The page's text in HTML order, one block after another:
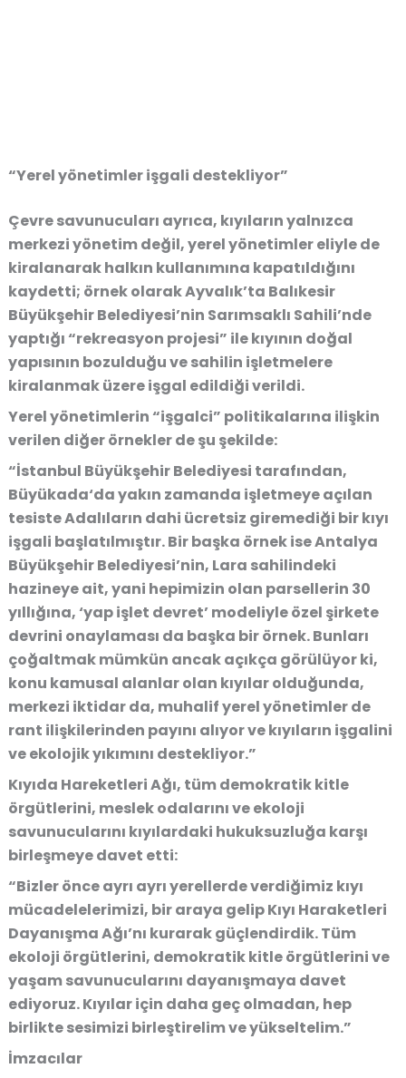
“Yerel yönetimler işgali destekliyor”
Çevre savunucuları ayrıca, kıyıların yalnızca
merkezi yönetim değil, yerel yönetimler eliyle de
kiralanarak halkın kullanımına kapatıldığını
kaydetti; örnek olarak Ayvalık’ta Balıkesir
Büyükşehir Belediyesi’nin Sarımsaklı Sahili’nde
yaptığı “rekreasyon projesi” ile kıyının doğal
yapısının bozulduğu ve sahilin işletmelere
kiralanmak üzere işgal edildiği verildi.
Yerel yönetimlerin “işgalci” politikalarına ilişkin
verilen diğer örnekler de şu şekilde:
“İstanbul Büyükşehir Belediyesi tarafından,
Büyükada‘da yakın zamanda işletmeye açılan
tesiste Adalıların dahi ücretsiz giremediği bir kıyı
işgali başlatılmıştır. Bir başka örnek ise Antalya
Büyükşehir Belediyesi’nin, Lara sahilindeki
hazineye ait, yani hepimizin olan parsellerin 30
yıllığına, ‘yap işlet devret’ modeliyle özel şirkete
devrini onaylaması da başka bir örnek. Bunları
çoğaltmak mümkün ancak açıkça görülüyor ki,
konu kamusal alanlar olan kıyılar olduğunda,
merkezi iktidar da, muhalif yerel yönetimler de
rant ilişkilerinden payını alıyor ve kıyıların işgalini
ve ekolojik yıkımını destekliyor.”
Kıyıda Hareketleri Ağı, tüm demokratik kitle
örgütlerini, meslek odalarını ve ekoloji
savunucularını kıyılardaki hukuksuzluğa karşı
birleşmeye davet etti:
“Bizler önce ayrı ayrı yerellerde verdiğimiz kıyı
mücadelelerimizi, bir araya gelip Kıyı Haraketleri
Dayanışma Ağı’nı kurarak güçlendirdik. Tüm
ekoloji örgütlerini, demokratik kitle örgütlerini ve
yaşam savunucularını dayanışmaya davet
ediyoruz. Kıyılar için daha geç olmadan, hep
birlikte sesimizi birleştirelim ve yükseltelim.”
İmzacılar